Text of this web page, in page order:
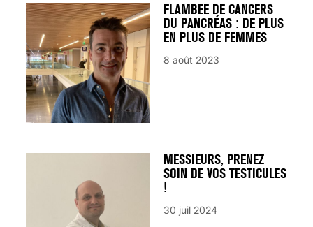
FLAMBÉE DE CANCERS
DU PANCRÉAS : DE PLUS
EN PLUS DE FEMMES
8 août 2023
MESSIEURS, PRENEZ
SOIN DE VOS TESTICULES
!
30 juil 2024